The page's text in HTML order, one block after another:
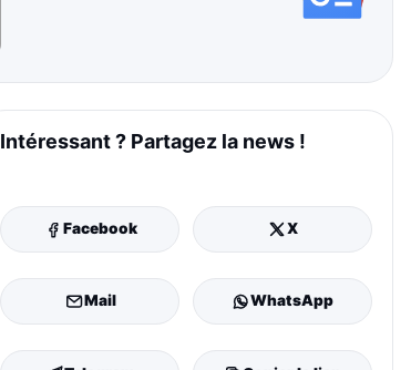
Intéressant ? Partagez la news !
Facebook X
Mail WhatsApp